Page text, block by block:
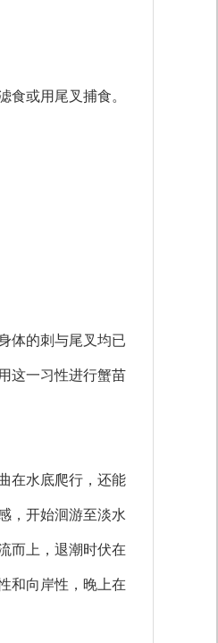
食或用尾叉捕食。
体的刺与尾叉均已
这一习性进行蟹苗
在水底爬行，还能
，开始洄游至淡水
而上，退潮时伏在
和向岸性，晚上在